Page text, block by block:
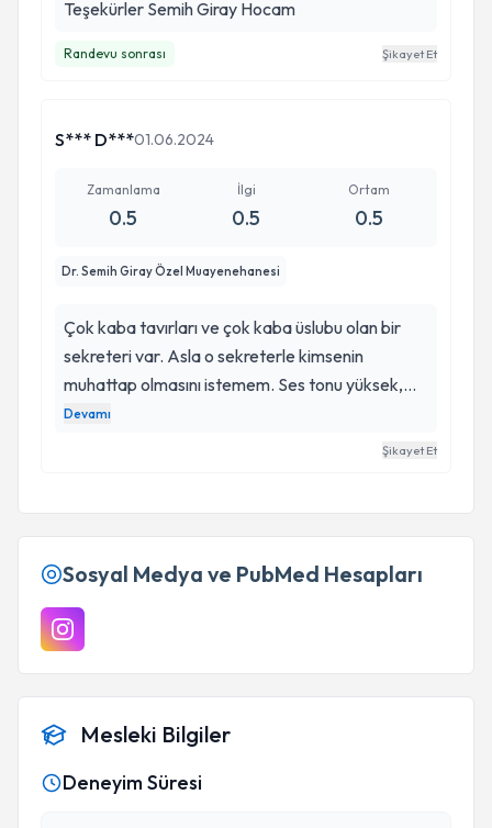
Teşekürler Semih Giray Hocam
Randevu sonrası Şikayet Et
S*** D***01.06.2024
Zamanlama
0.5
İlgi
0.5
Ortam
0.5
Dr. Semih Giray Özel Muayenehanesi
Çok kaba tavırları ve çok kaba üslubu olan bir
sekreteri var. Asla o sekreterle kimsenin
muhattap olmasını istemem. Ses tonu yüksek,
azarlayan bir üslubu var ve her aramada
Devamı
Şikayet Et
Sosyal Medya ve PubMed Hesapları
Mesleki Bilgiler
Deneyim Süresi